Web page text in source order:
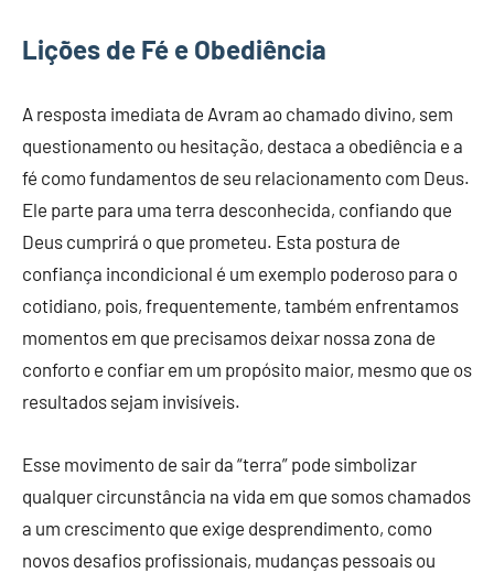
Lições de Fé e Obediência
A resposta imediata de Avram ao chamado divino, sem
questionamento ou hesitação, destaca a obediência e a
fé como fundamentos de seu relacionamento com Deus.
Ele parte para uma terra desconhecida, confiando que
Deus cumprirá o que prometeu. Esta postura de
confiança incondicional é um exemplo poderoso para o
cotidiano, pois, frequentemente, também enfrentamos
momentos em que precisamos deixar nossa zona de
conforto e confiar em um propósito maior, mesmo que os
resultados sejam invisíveis.
Esse movimento de sair da “terra” pode simbolizar
qualquer circunstância na vida em que somos chamados
a um crescimento que exige desprendimento, como
novos desafios profissionais, mudanças pessoais ou